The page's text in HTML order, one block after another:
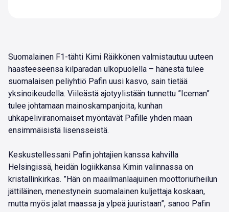
Suomalainen F1-tähti Kimi Räikkönen valmistautuu uuteen
haasteeseensa kilparadan ulkopuolella – hänestä tulee
suomalaisen peliyhtiö Pafin uusi kasvo, sain tietää
yksinoikeudella. Viileästä ajotyylistään tunnettu ”Iceman”
tulee johtamaan mainoskampanjoita, kunhan
uhkapeliviranomaiset myöntävät Pafille yhden maan
ensimmäisistä lisensseistä.
Keskustellessani Pafin johtajien kanssa kahvilla
Helsingissä, heidän logiikkansa Kimin valinnassa on
kristallinkirkas. ”Hän on maailmanlaajuinen moottoriurheilun
jättiläinen, menestynein suomalainen kuljettaja koskaan,
mutta myös jalat maassa ja ylpeä juuristaan”, sanoo Pafin